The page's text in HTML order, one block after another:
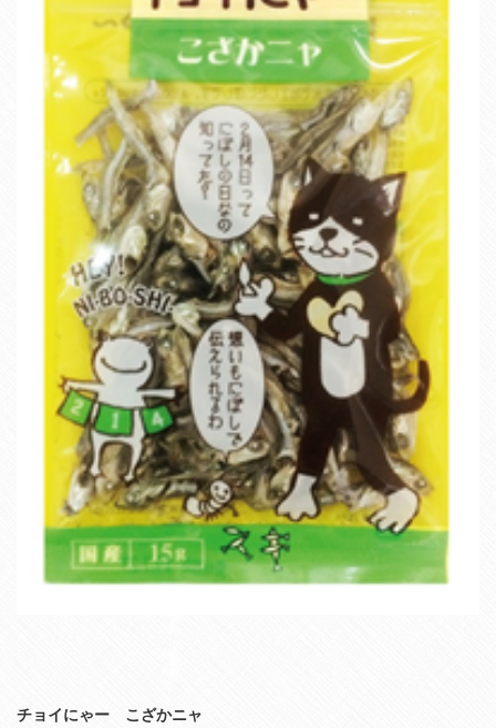
チョイにゃー こざかニャ